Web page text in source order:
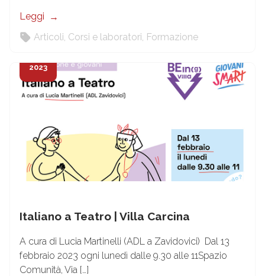
Leggi
Articoli Corsi e laboratori Formazione
10
2023
Italiano a Teatro | Villa Carcina
A cura di Lucia Martinelli (ADL a Zavidovici) Dal 13
febbraio 2023 ogni lunedì dalle 9.30 alle 11Spazio
Comunità, Via […]